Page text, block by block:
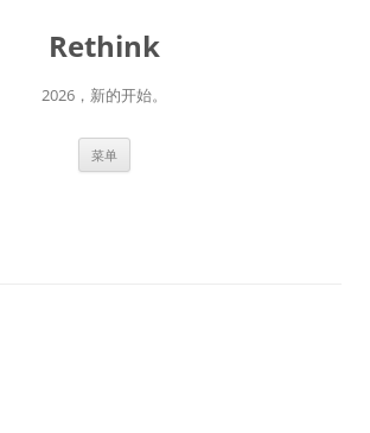
Rethink
2026，新的开始。
菜单